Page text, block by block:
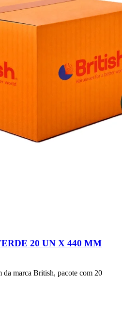
20 UN X 440 MM
marca British, pacote com 20